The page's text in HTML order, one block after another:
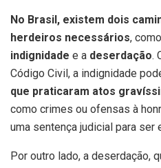
No Brasil, existem dois
herdeiros necessários,
indignidade e a deserdação.
Código Civil, a indignidade
que praticaram atos
como crimes ou ofensas à
uma sentença judicial para ser
Por outro lado, a deserdação,